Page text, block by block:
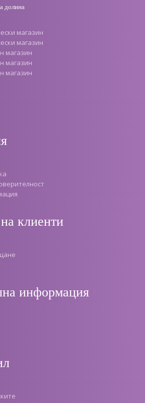
долина
магазин
магазин
магазин
магазин
магазин
клиенти
информация